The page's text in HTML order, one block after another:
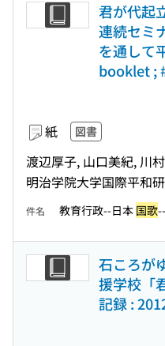
君が代起
連続セミ
を通して
booklet ;
紙 図書
渡辺厚子, 山口美紀, 川
明治学院大学国際平和
件名 教育行政--日本 国歌
石ころが
援学校「
記録 :